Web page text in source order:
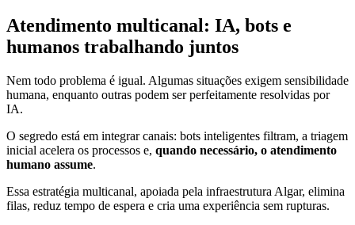
Atendimento multicanal: IA, bots e
humanos trabalhando juntos
Nem todo problema é igual. Algumas situações exigem sensibilidade
humana, enquanto outras podem ser perfeitamente resolvidas por
IA.
O segredo está em integrar canais: bots inteligentes filtram, a triagem
inicial acelera os processos e, quando necessário, o atendimento
humano assume.
Essa estratégia multicanal, apoiada pela infraestrutura Algar, elimina
filas, reduz tempo de espera e cria uma experiência sem rupturas.